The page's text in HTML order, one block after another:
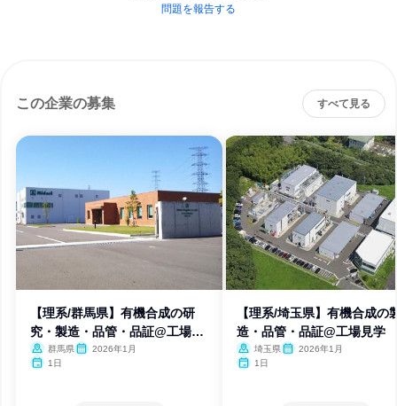
問題を報告する
この企業の募集 すべて見る
【理系/群馬県】有機合成の研
究・製造・品管・品証@工場見
学 群馬県
2026年1月
1日
【理系/埼玉県】有機合成の
造・品管・品証@工場見学
埼玉県
2026年1月
1日